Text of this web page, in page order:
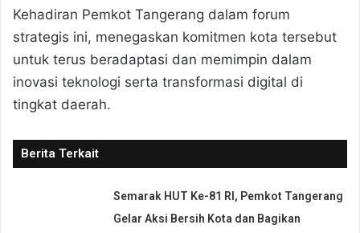
Kehadiran Pemkot Tangerang dalam forum
strategis ini, menegaskan komitmen kota tersebut
untuk terus beradaptasi dan memimpin dalam
inovasi teknologi serta transformasi digital di
tingkat daerah.
Berita Terkait
Semarak HUT Ke-81 RI, Pemkot Tangerang
Gelar Aksi Bersih Kota dan Bagikan